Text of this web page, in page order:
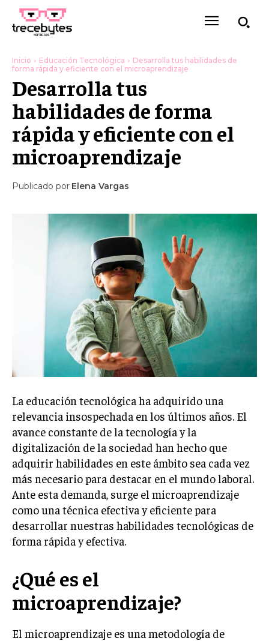
Inicio Educación Tecnológica
Desarrolla tus habilidades de
forma rápida y eficiente con el microaprendizaje
Desarrolla tus
habilidades de forma
rápida y eficiente con el
microaprendizaje
Publicado por Elena Vargas
La educación tecnológica ha adquirido una
relevancia insospechada en los últimos años. El
avance constante de la tecnología y la
digitalización de la sociedad han hecho que
adquirir habilidades en este ámbito sea cada vez
más necesario para destacar en el mundo laboral.
Ante esta demanda, surge el microaprendizaje
como una técnica efectiva y eficiente para
desarrollar nuestras habilidades tecnológicas de
forma rápida y efectiva.
¿Qué es el
microaprendizaje?
El microaprendizaje es una metodología de